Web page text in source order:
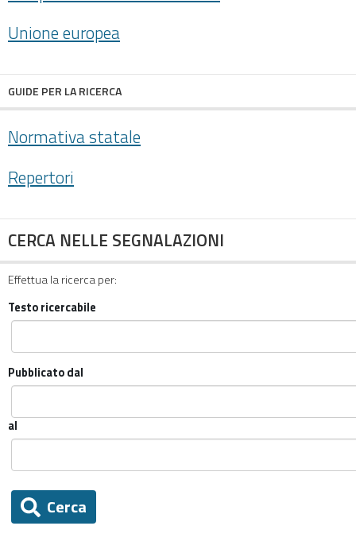
Unione europea
GUIDE PER LA RICERCA
Normativa statale
Repertori
CERCA NELLE SEGNALAZIONI
Effettua la ricerca per:
Testo ricercabile
Pubblicato dal
al